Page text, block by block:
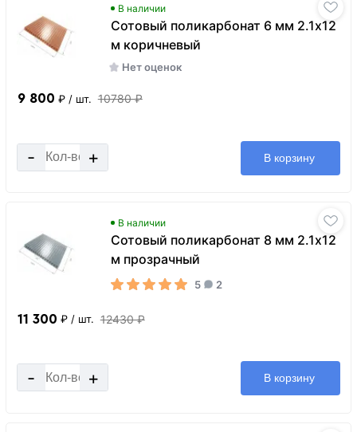
В наличии
Сотовый поликарбонат 6 мм 2.1х12
м коричневый
Нет оценок
9 800 ₽ / шт. 10780 ₽
- + В корзину
В наличии
Сотовый поликарбонат 8 мм 2.1х12
м прозрачный
5 2
11 300 ₽ / шт. 12430 ₽
- + В корзину